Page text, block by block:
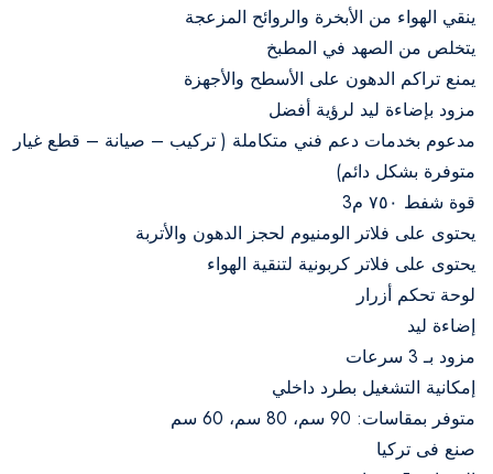
ينقي الهواء من الأبخرة والروائح المزعجة
يتخلص من الصهد في المطبخ
يمنع تراكم الدهون على الأسطح والأجهزة
مزود بإضاءة ليد لرؤية أفضل
مدعوم بخدمات دعم فني متكاملة ( تركيب – صيانة – قطع غيار
متوفرة بشكل دائم)
قوة شفط ٧٥٠ م3
يحتوى على فلاتر الومنيوم لحجز الدهون والأتربة
يحتوى على فلاتر كربونية لتنقية الهواء
ﻟﻮﺣﺔ تحكم أزرار
إضاءة ليد
ﻣﺰﻭﺩ بـ 3 سرعات
ﺇﻣﻜﺎﻧﻴﺔ ﺍﻟﺘﺸﻐﻴﻞ بطرد داخلي
ﻣﺘﻮﻓﺮ ﺑﻤﻘﺎسات: 90 سم، 80 سم، 60 سم
ﺻﻨﻊ ﻓﻰ ﺗﺮﻛﻴﺎ